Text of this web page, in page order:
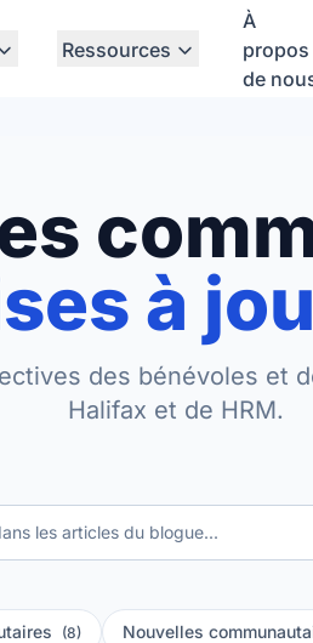
Ressources
À
propos
de
à
des bénévoles et
Halifax et de HRM.
(8) Nouvelles